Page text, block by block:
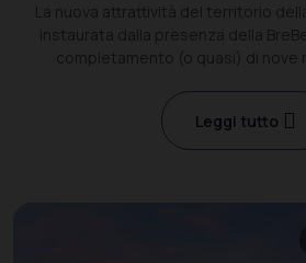
La nuova attrattività del territorio
instaurata dalla presenza della
completamento (o quasi) di nove
Leggi tutto